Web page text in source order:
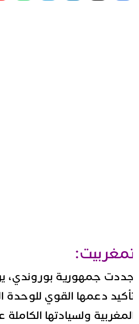
دعمها القوي للوحدة
ولسيادتها الكاملة